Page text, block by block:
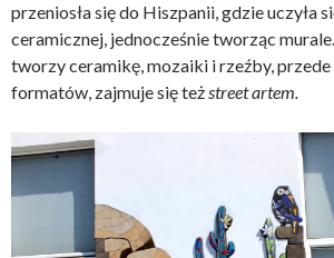
przeniosła się do Hiszpanii, gdzie uczyła
ceramicznej, jednocześnie tworząc
tworzy ceramikę, mozaiki i rzeźby,
formatów, zajmuje się teżstreet artem.